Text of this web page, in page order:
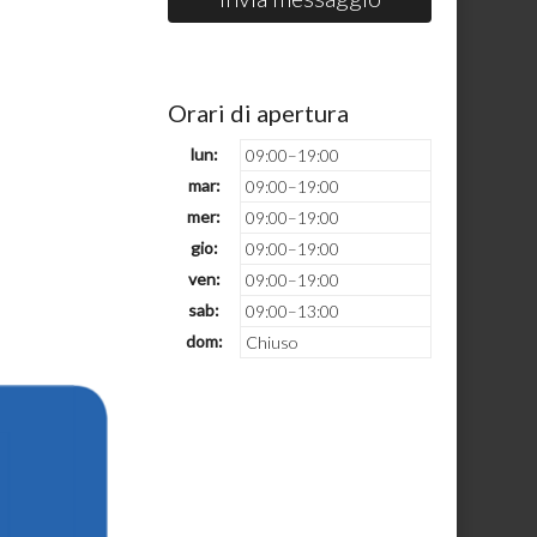
Orari di apertura
lun:
09:00–19:00
mar:
09:00–19:00
mer:
09:00–19:00
gio:
09:00–19:00
ven:
09:00–19:00
sab:
09:00–13:00
dom:
Chiuso